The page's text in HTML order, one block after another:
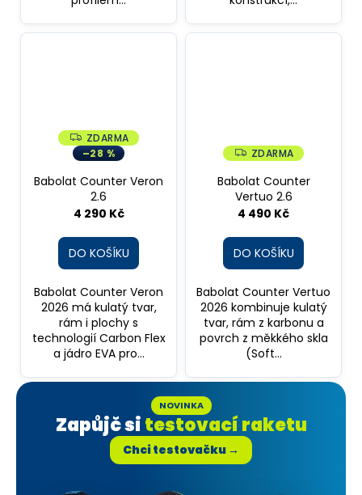
Z
D
A
M
ZDARMA
–28 %
Babolat Counter Veron
2.6
4 290 Kč
DO KOŠÍKU
Babolat Counter Veron
2026 má kulatý tvar,
rám i plochy s
technologií Carbon Flex
a jádro EVA pro...
Z
D
A
R
M
A
ZDARMA
Babolat Counter
Vertuo 2.6
4 490 Kč
DO KOŠÍKU
Babolat Counter Vertuo
2026 kombinuje kulatý
tvar, rám z karbonu a
povrch z měkkého skla
(Soft...
NOVINKA
Zapůjč sitestovací raketu
Chci testovačku →